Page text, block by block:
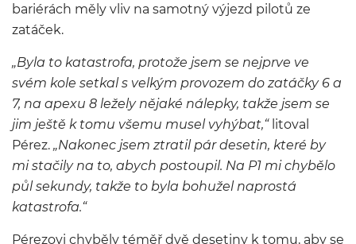
bariérách měly vliv na samotný výjezd pilotů ze
zatáček.
„Byla to katastrofa, protože jsem se nejprve ve
svém kole setkal s velkým provozem do zatáčky 6 a
7, na apexu 8 ležely nějaké nálepky, takže jsem se
jim ještě k tomu všemu musel vyhýbat,“litoval
Pérez. „Nakonec jsem ztratil pár desetin, které by
mi stačily na to, abych postoupil. Na P1 mi chybělo
půl sekundy, takže to byla bohužel naprostá
katastrofa.“
Pérezovi chyběly téměř dvě desetiny k tomu, aby se